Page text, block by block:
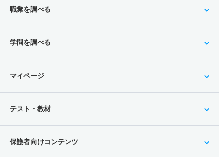
職業を調べる
学問を調べる
マイページ
テスト・教材
保護者向けコンテンツ